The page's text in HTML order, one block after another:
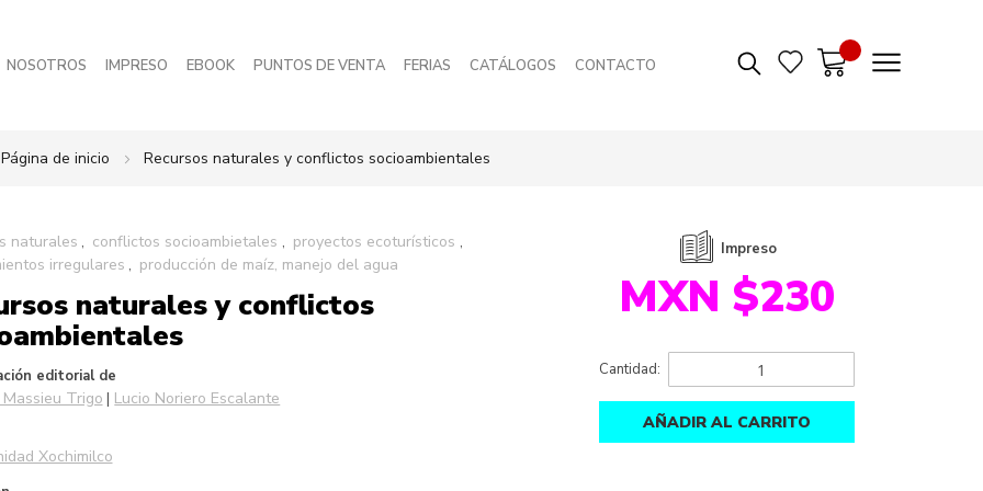
NOSOTROS IMPRESO EBOOK PUNTOS DE VENTA FERIAS CATÁLOGOS CONTACTO
Página de inicio Recursos naturales y conflictos socioambientales
naturales conflictos socioambietales
proyectos ecoturísticos
irregulares
producción de maíz, manejo del agua
naturales y conflictos
editorial de
Trigo Lucio Noriero Escalante
Xochimilco
Impreso
MXN $230
Cantidad:
AÑADIR AL CARRITO